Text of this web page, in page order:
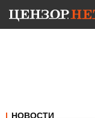
НОВОСТИ